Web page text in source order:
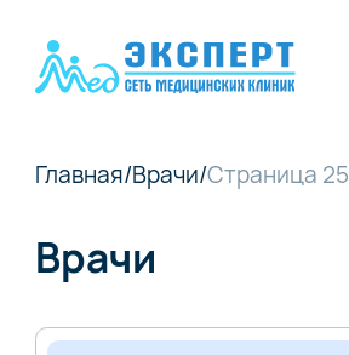
Главная/Врачи/Страница 25
Врачи